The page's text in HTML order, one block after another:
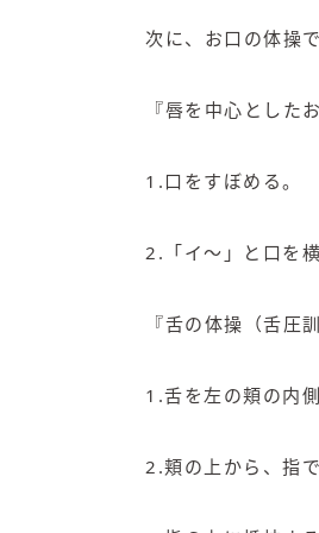
次に、お口の体操で
『唇を中心とした
1.口をすぼめる。
2.「イ～」と口を横
『舌の体操（舌圧
1.舌を左の頬の内
2.頬の上から、指